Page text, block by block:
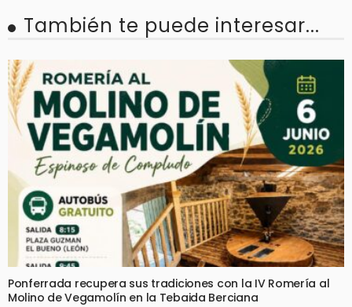
También te puede interesar...
Ponferrada recupera sus tradiciones con la IV Romería al
Molino de Vegamolín en la Tebaida Berciana